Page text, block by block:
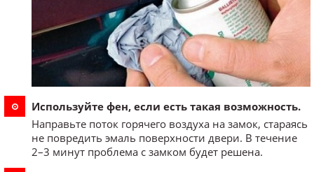
Используйте фен, если есть такая возможность.
Направьте поток горячего воздуха на замок, стараясь
не повредить эмаль поверхности двери. В течение
2–3 минут проблема с замком будет решена.